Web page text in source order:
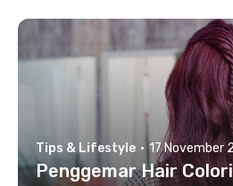
Tips & Lifestyle · 17 November
Penggemar Hair